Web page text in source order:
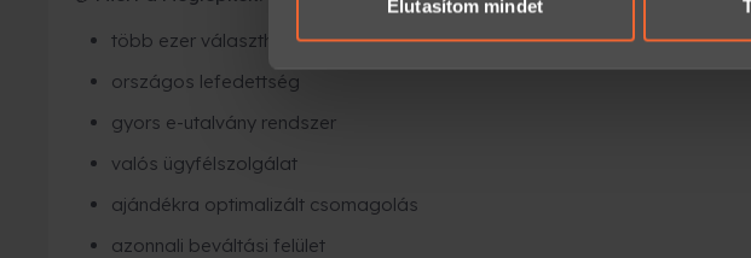
Elutasítom mindet
több ezer választható élmény
országos lefedettség
gyors e-utalvány rendszer
valós ügyfélszolgálat
ajándékra optimalizált csomagolás
azonnali beváltási felület